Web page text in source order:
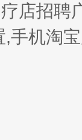
店招聘
手机淘